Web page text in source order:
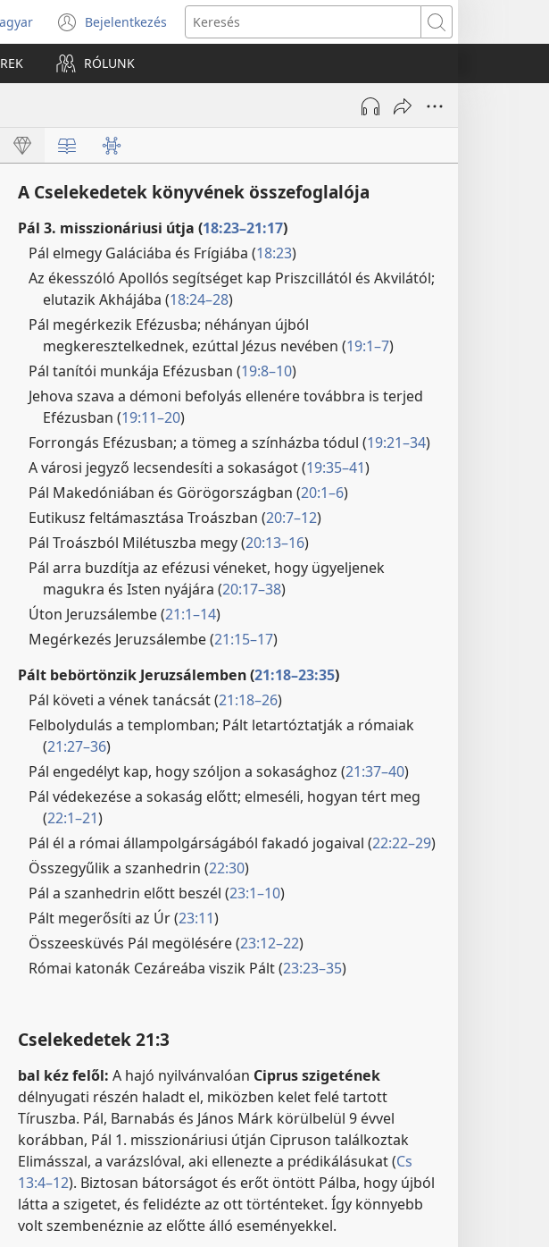
Bejelentkezés
(opens
new
window)
Keresés
RÓLUNK
A Cselekedetek könyvének összefoglalója
Pál 3. misszionáriusi útja (18:23–21:17)
Pál elmegy Galáciába és Frígiába (18:23)
Az ékesszóló Apollós segítséget kap Priszcillától és Akvilától;
elutazik Akhájába (18:24–28)
Pál megérkezik Efézusba; néhányan újból
megkeresztelkednek, ezúttal Jézus nevében (19:1–7)
Pál tanítói munkája Efézusban (19:8–10)
Jehova szava a démoni befolyás ellenére továbbra is terjed
Efézusban (19:11–20)
Forrongás Efézusban; a tömeg a színházba tódul (19:21–34)
A városi jegyző lecsendesíti a sokaságot (19:35–41)
Pál Makedóniában és Görögországban (20:1–6)
Eutikusz feltámasztása Troászban (20:7–12)
Pál Troászból Milétuszba megy (20:13–16)
Pál arra buzdítja az efézusi véneket, hogy ügyeljenek
magukra és Isten nyájára (20:17–38)
Úton Jeruzsálembe (21:1–14)
Megérkezés Jeruzsálembe (21:15–17)
Pált bebörtönzik Jeruzsálemben (21:18–23:35)
Pál követi a vének tanácsát (21:18–26)
Felbolydulás a templomban; Pált letartóztatják a rómaiak
(21:27–36)
Pál engedélyt kap, hogy szóljon a sokasághoz (21:37–40)
Pál védekezése a sokaság előtt; elmeséli, hogyan tért meg
(22:1–21)
Pál él a római állampolgárságából fakadó jogaival (22:22–29)
Összegyűlik a szanhedrin (22:30)
Pál a szanhedrin előtt beszél (23:1–10)
Pált megerősíti az Úr (23:11)
Összeesküvés Pál megölésére (23:12–22)
Római katonák Cezáreába viszik Pált (23:23–35)
Cselekedetek 21:3
bal kéz felől: A hajó nyilvánvalóan Ciprus szigetének
délnyugati részén haladt el, miközben kelet felé tartott
Tíruszba. Pál, Barnabás és János Márk körülbelül 9 évvel
korábban, Pál 1. misszionáriusi útján Cipruson találkoztak
Elimásszal, a varázslóval, aki ellenezte a prédikálásukat (Cs
13:4–12). Biztosan bátorságot és erőt öntött Pálba, hogy újból
látta a szigetet, és felidézte az ott történteket. Így könnyebb
volt szembenéznie az előtte álló eseményekkel.